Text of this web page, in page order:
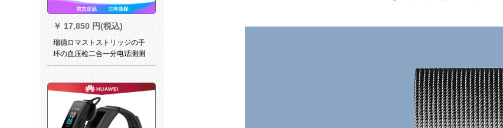
￥ 17,850 円(税込)
瑞德ロマストストリッジの手
环の血压检二合一分电话测测
定心拍助手多机能腕时计クラ